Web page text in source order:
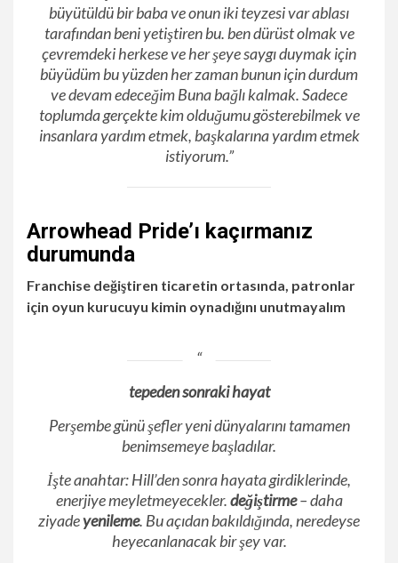
büyütüldü bir baba ve onun iki teyzesi var ablası
tarafından beni yetiştiren bu. ben dürüst olmak ve
çevremdeki herkese ve her şeye saygı duymak için
büyüdüm bu yüzden her zaman bunun için durdum
ve devam edeceğim Buna bağlı kalmak. Sadece
toplumda gerçekte kim olduğumu gösterebilmek ve
insanlara yardım etmek, başkalarına yardım etmek
istiyorum.”
Arrowhead Pride’ı kaçırmanız
durumunda
Franchise değiştiren ticaretin ortasında, patronlar
için oyun kurucuyu kimin oynadığını unutmayalım
tepeden sonraki hayat
Perşembe günü şefler yeni dünyalarını tamamen
benimsemeye başladılar.
İşte anahtar: Hill’den sonra hayata girdiklerinde,
enerjiye meyletmeyecekler.değiştirme– daha
ziyadeyenileme. Bu açıdan bakıldığında, neredeyse
heyecanlanacak bir şey var.